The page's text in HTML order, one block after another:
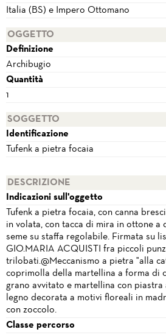
Italia (BS) e Impero Ottomano
OGGETTO
Definizione
Archibugio
Quantità
1
SOGGETTO
Identificazione
Tufenk a pietra focaia
DESCRIZIONE
Indicazioni sull'oggetto
Tufenk a pietra focaia, con canna
in volata, con tacca di mira in ottone a
seme su staffa regolabile. Firmata su
GIO.MARIA ACQUISTI fra piccoli
trilobati.@Meccanismo a pietra "alla
coprimolla della martellina a forma di
grano avvitato e martellina con piastra
legno decorata a motivi floreali in
con zoccolo.
Classe percorso